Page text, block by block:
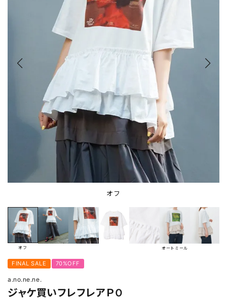
オフ
オフ オートミール
FINAL SALE 70%OFF
a.no.ne.ne.
ジャケ買いフレフレアＰＯ